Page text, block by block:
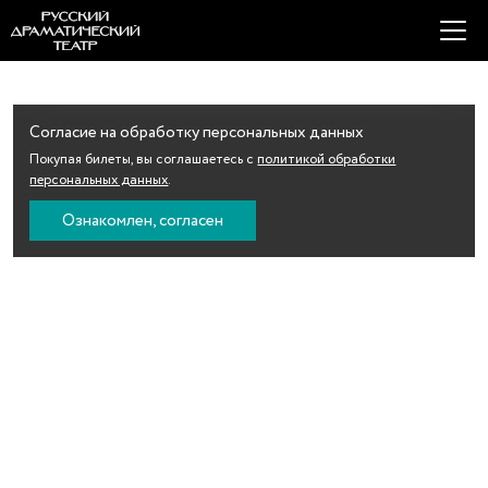
Согласие на обработку персональных данных
Покупая билеты, вы соглашаетесь сполитикой обработки
персональных данных.
Ознакомлен, согласен